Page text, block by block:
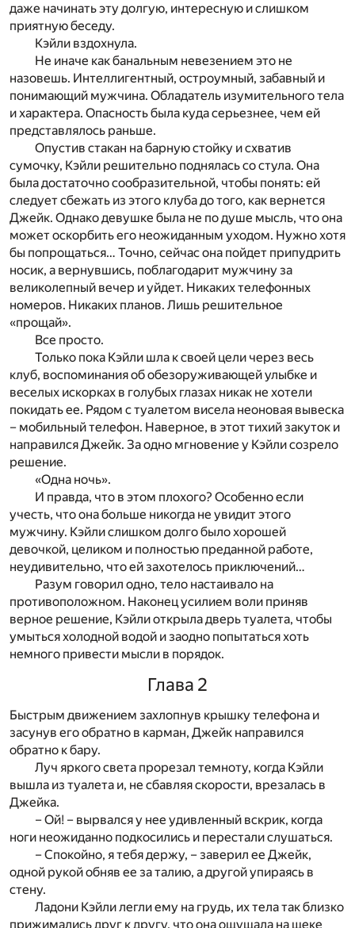
даже начинать эту долгую, интересную и слишком
приятную беседу.
Кэйли вздохнула.
Не иначе как банальным невезением это не
назовешь. Интеллигентный, остроумный, забавный и
понимающий мужчина. Обладатель изумительного тела
и характера. Опасность была куда серьезнее, чем ей
представлялось раньше.
Опустив стакан на барную стойку и схватив
сумочку, Кэйли решительно поднялась со стула. Она
была достаточно сообразительной, чтобы понять: ей
следует сбежать из этого клуба до того, как вернется
Джейк. Однако девушке была не по душе мысль, что она
может оскорбить его неожиданным уходом. Нужно хотя
бы попрощаться… Точно, сейчас она пойдет припудрить
носик, а вернувшись, поблагодарит мужчину за
великолепный вечер и уйдет. Никаких телефонных
номеров. Никаких планов. Лишь решительное
«прощай».
Все просто.
Только пока Кэйли шла к своей цели через весь
клуб, воспоминания об обезоруживающей улыбке и
веселых искорках в голубых глазах никак не хотели
покидать ее. Рядом с туалетом висела неоновая вывеска
– мобильный телефон. Наверное, в этот тихий закуток и
направился Джейк. За одно мгновение у Кэйли созрело
решение.
«Одна ночь».
И правда, что в этом плохого? Особенно если
учесть, что она больше никогда не увидит этого
мужчину. Кэйли слишком долго было хорошей
девочкой, целиком и полностью преданной работе,
неудивительно, что ей захотелось приключений…
Разум говорил одно, тело настаивало на
противоположном. Наконец усилием воли приняв
верное решение, Кэйли открыла дверь туалета, чтобы
умыться холодной водой и заодно попытаться хоть
немного привести мысли в порядок.
Глава 2
Быстрым движением захлопнув крышку телефона и
засунув его обратно в карман, Джейк направился
обратно к бару.
Луч яркого света прорезал темноту, когда Кэйли
вышла из туалета и, не сбавляя скорости, врезалась в
Джейка.
– Ой! – вырвался у нее удивленный вскрик, когда
ноги неожиданно подкосились и перестали слушаться.
– Спокойно, я тебя держу, – заверил ее Джейк,
одной рукой обняв ее за талию, а другой упираясь в
стену.
Ладони Кэйли легли ему на грудь, их тела так близко
прижимались друг к другу, что она ощущала на щеке